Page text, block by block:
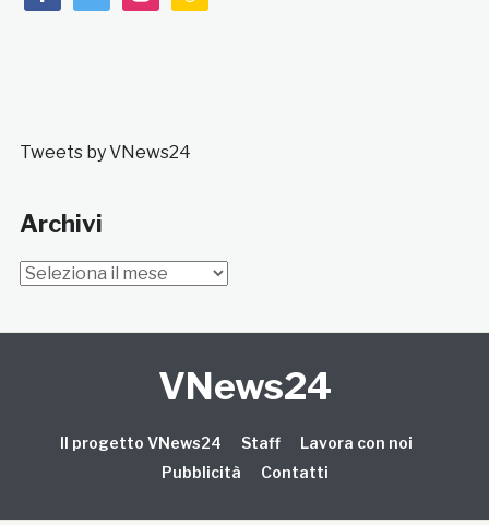
Tweets by VNews24
Archivi
Archivi
VNews24
Il progetto VNews24 Staff
Lavora con noi
Pubblicità
Contatti